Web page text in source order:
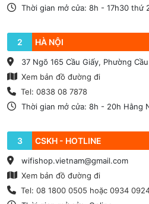
Thời gian mở cửa: 8h - 17h30 thứ
2 HÀ NỘI
37 Ngõ 165 Cầu Giấy, Phường
Xem bản đồ đường đi
Tel: 0838 08 7878
Thời gian mở cửa: 8h - 20h Hằng
3 CSKH - HOTLINE
wifishop.vietnam@gmail.com
Xem bản đồ đường đi
Tel: 08 1800 0505 hoặc 0934